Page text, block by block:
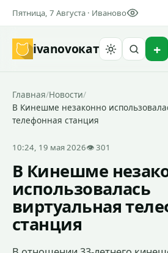
Пятница, 7 Августа · Иваново
ivanovoкат
Главная/Новости/
В Кинешме незаконно
телефонная станция
10:24, 19 мая 2026👁 301
В Кинешме
использовалась
виртуальная
станция